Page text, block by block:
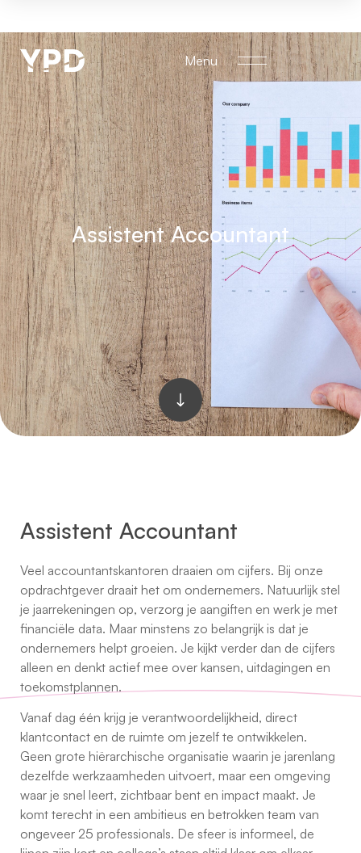
Menu
Assistent Accountant
Assistent Accountant
Veel accountantskantoren draaien om cijfers. Bij onze
opdrachtgever draait het om ondernemers. Natuurlijk stel
je jaarrekeningen op, verzorg je aangiften en werk je met
financiële data. Maar minstens zo belangrijk is dat je
ondernemers helpt groeien. Je kijkt verder dan de cijfers
alleen en denkt actief mee over kansen, uitdagingen en
toekomstplannen.
Vanaf dag één krijg je verantwoordelijkheid, direct
klantcontact en de ruimte om jezelf te ontwikkelen.
Geen grote hiërarchische organisatie waarin je jarenlang
dezelfde werkzaamheden uitvoert, maar een omgeving
waar je snel leert, zichtbaar bent en impact maakt. Je
komt terecht in een ambitieus en betrokken team van
ongeveer 25 professionals. De sfeer is informeel, de